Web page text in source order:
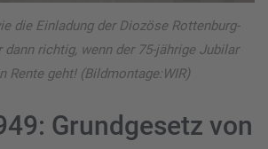
die Einladung der Diozöse Rottenburg-
richtig, wenn der 75-jährige Jubilar
Rente geht! (Bildmontage:WIR)
Grundgesetz von